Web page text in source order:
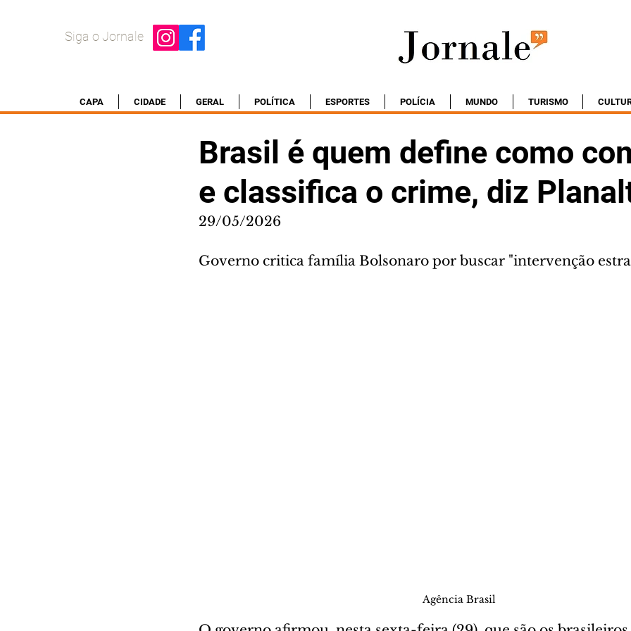
Siga o Jornale
CAPA CIDADE GERAL POLÍTICA ESPORTES POLÍCIA MUNDO TURISMO
Brasil é quem define como
e classifica o crime, diz
29/05/2026
Governo critica família Bolsonaro por buscar "intervenção
Agência Brasil